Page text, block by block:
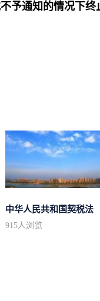
予通知的情况下终
中华人民共和国契税法
915人浏览